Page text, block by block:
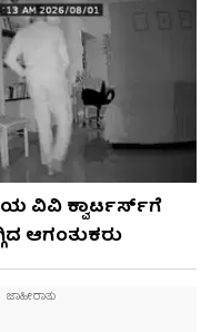
ವಿವಿ ಕ್ವಾರ್ಟರ್ಸ್‌ಗೆ
ಆಗಂತುಕರು